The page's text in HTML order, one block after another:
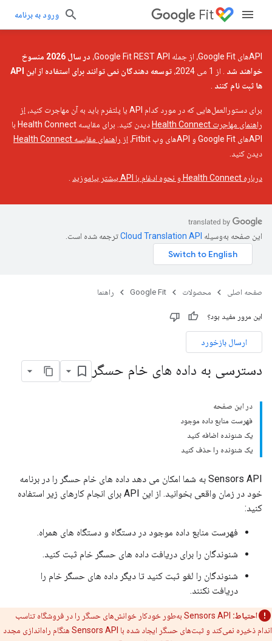
Fit ورود به برنامه
APIهای Google Fit، از جمله Google Fit REST API،
در سال 2026 منسوخ
خواهند شد . از 1 می 2024،
توسعه دهندگان نمی توانند برای استفاده از این API
ها ثبت نام کنند
برای دستورالعمل‌هایی که در مورد کدام API یا پلتفرم باید به آن مهاجرت کنید،
از
راهنمای مهاجرت Health Connect
دیدن کنید. برای مقایسه Health Connect با
APIهای Google Fit و APIهای وب Fitbit،
از راهنمای مقایسه Health Connect
دیدن کنید.
درباره Health Connect و نحوه ادغام با API بیشتر بیاموزید
این صفحه به‌وسیله ترجمه شده است.
صفحه اصلی محصولات Google Fit راهنما
این مرور مفید بود؟
ارسال بازخورد
دسترسی به داده های خام حسگر
در این صفحه
فهرست منابع داده موجود
یک شنونده اضافه کنید
یک شنونده را حذف کنید
Sensors API به شما امکان می دهد داده های خام حسگر را در برنامه
خود در زمان واقعی بخوانید. از این API برای انجام کارهای زیر استفاده
کنید:
فهرست منابع داده موجود در دستگاه و دستگاه های همراه.
شنوندگان را برای دریافت داده های حسگر خام ثبت کنید.
شنوندگان را لغو ثبت کنید تا دیگر داده های حسگر خام را
دریافت نکنند.
احتیاط:
Sensors API به‌طور خودکار خوانش‌های حسگر را در فروشگاه تناسب
اندام ذخیره نمی‌کند و ثبت‌های حسگر ایجاد شده با Sensors API هنگام راه‌اندازی مجدد